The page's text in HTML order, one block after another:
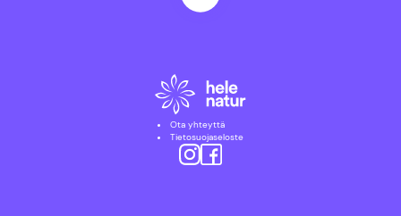
Ota yhteyttä
Tietosuojaseloste